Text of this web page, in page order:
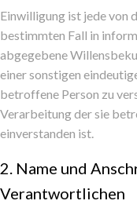
Einwilligung ist jede von
bestimmten Fall in
abgegebene
einer sonstigen
betroffene Person zu
Verarbeitung der sie
einverstanden ist.
2. Name und
Verantwortlichen